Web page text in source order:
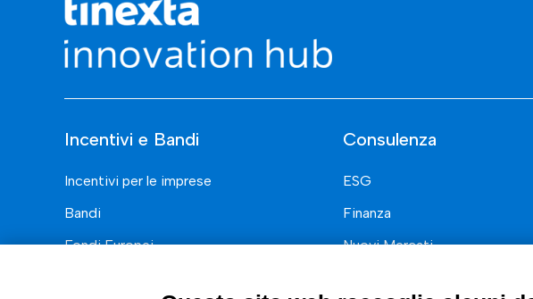
Incentivi e Bandi
Incentivi per le imprese
Bandi
Fondi Europei
Consulenza
ESG
Finanza
Nuovi Mercati